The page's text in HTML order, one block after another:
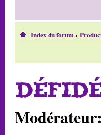
Index du forum‹
Modérateur: